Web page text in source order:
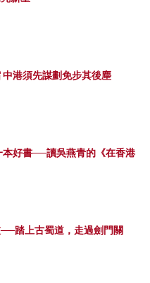
中港須先謀劃免步其後塵
本好書──讀吳燕青的《在香港
踏上古蜀道，走過劍門關